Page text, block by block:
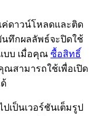
ค่ดาวน์โหลดและติด
นทึกผลลัพธ์จะปิดใช้
บบ เมื่อคุณ ซื้อสิทธิ์
สามารถใช้เพื่อเปิด
เป็นเวอร์ชันเต็มรูป